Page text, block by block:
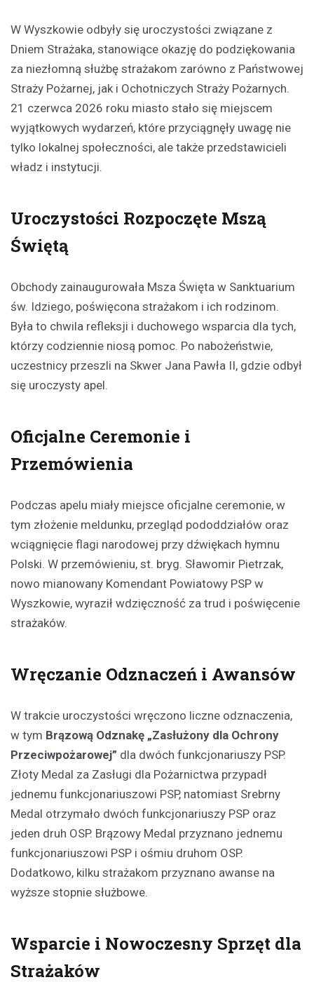
W Wyszkowie odbyły się uroczystości związane z
Dniem Strażaka, stanowiące okazję do podziękowania
za niezłomną służbę strażakom zarówno z Państwowej
Straży Pożarnej, jak i Ochotniczych Straży Pożarnych.
21 czerwca 2026 roku miasto stało się miejscem
wyjątkowych wydarzeń, które przyciągnęły uwagę nie
tylko lokalnej społeczności, ale także przedstawicieli
władz i instytucji.
Uroczystości Rozpoczęte Mszą
Świętą
Obchody zainaugurowała Msza Święta w Sanktuarium
św. Idziego, poświęcona strażakom i ich rodzinom.
Była to chwila refleksji i duchowego wsparcia dla tych,
którzy codziennie niosą pomoc. Po nabożeństwie,
uczestnicy przeszli na Skwer Jana Pawła II, gdzie odbył
się uroczysty apel.
Oficjalne Ceremonie i
Przemówienia
Podczas apelu miały miejsce oficjalne ceremonie, w
tym złożenie meldunku, przegląd pododdziałów oraz
wciągnięcie flagi narodowej przy dźwiękach hymnu
Polski. W przemówieniu, st. bryg. Sławomir Pietrzak,
nowo mianowany Komendant Powiatowy PSP w
Wyszkowie, wyraził wdzięczność za trud i poświęcenie
strażaków.
Wręczanie Odznaczeń i Awansów
W trakcie uroczystości wręczono liczne odznaczenia,
w tym Brązową Odznakę „Zasłużony dla Ochrony
Przeciwpożarowej” dla dwóch funkcjonariuszy PSP.
Złoty Medal za Zasługi dla Pożarnictwa przypadł
jednemu funkcjonariuszowi PSP, natomiast Srebrny
Medal otrzymało dwóch funkcjonariuszy PSP oraz
jeden druh OSP. Brązowy Medal przyznano jednemu
funkcjonariuszowi PSP i ośmiu druhom OSP.
Dodatkowo, kilku strażakom przyznano awanse na
wyższe stopnie służbowe.
Wsparcie i Nowoczesny Sprzęt dla
Strażaków